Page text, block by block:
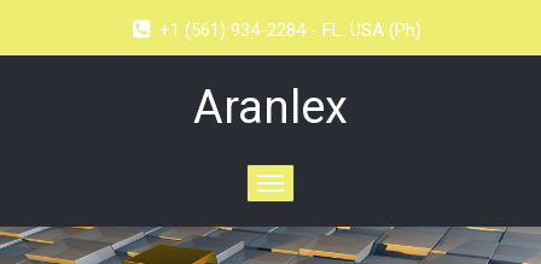
+1 (561) 934-2284 - FL. USA (Ph)
Aranlex
Toggle
navigation